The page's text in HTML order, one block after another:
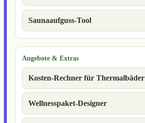
Saunaaufguss-Tool
Angebote & Extras
Kosten-Rechner für Thermalbäder
Wellnesspaket-Designer